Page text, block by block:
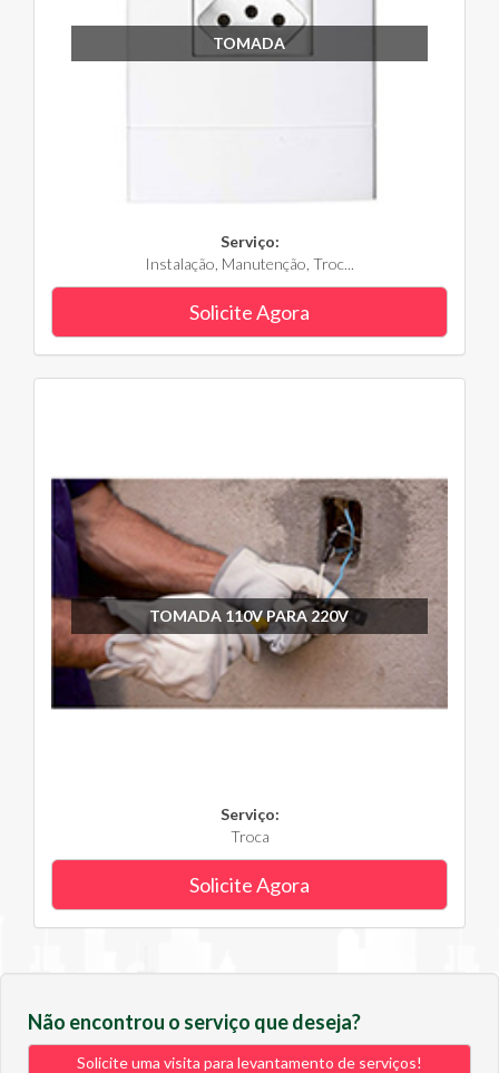
TOMADA
Serviço:
Instalação, Manutenção, Troc...
Solicite Agora
TOMADA 110V PARA 220V
Serviço:
Troca
Solicite Agora
Não encontrou o serviço que deseja?
Solicite uma visita para levantamento de serviços!